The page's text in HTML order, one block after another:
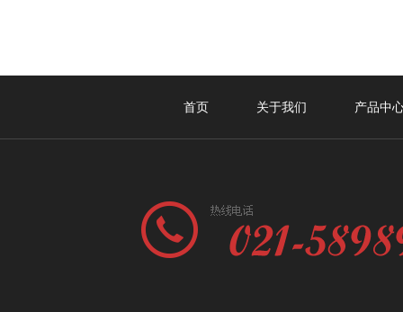
首页 关于我们 产品中